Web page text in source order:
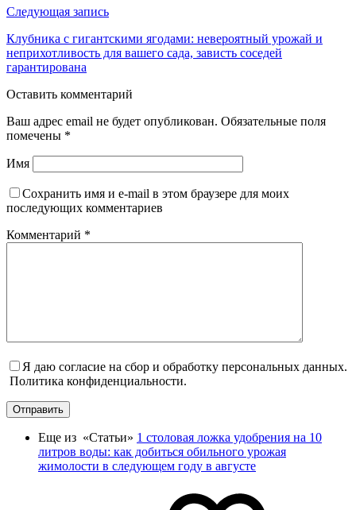
Следующая запись
Клубника с гигантскими ягодами: невероятный урожай и
неприхотливость для вашего сада, зависть соседей
гарантирована
Оставить комментарий
Ваш адрес email не будет опубликован. Обязательные поля
помечены *
Имя
Сохранить имя и e-mail в этом браузере для моих
последующих комментариев
Комментарий *
Я даю согласие на сбор и обработку персональных данных.
Политика конфиденциальности.
Отправить
Еще из «Статьи» 1 столовая ложка удобрения на 10
литров воды: как добиться обильного урожая
жимолости в следующем году в августе